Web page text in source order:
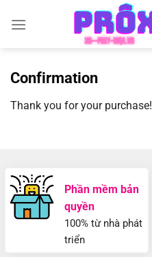
đến
Confirmation
Thank you for your purchase!
Phần mềm bản
quyền
100% từ nhà phát
triển